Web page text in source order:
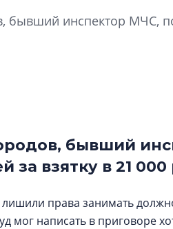
бывший инспектор МЧС,
бывший
за взятку в 21 000
лишили права занимать
мог написать в приговоре